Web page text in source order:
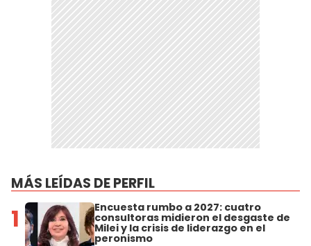
MÁS LEÍDAS DE PERFIL
1 Encuesta rumbo a 2027: cuatro
consultoras midieron el desgaste de
Milei y la crisis de liderazgo en el
peronismo